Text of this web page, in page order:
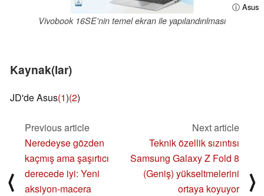
ⓘ Asus
Vivobook 16SE'nin temel ekran ile yapılandırılması
Kaynak(lar)
JD'de Asus(1)(2)
⟨
Previous article
Neredeyse gözden
kaçmış ama şaşırtıcı
derecede iyi: Yeni
aksiyon-macera
Next article
Teknik özellik sızıntısı
Samsung Galaxy Z Fold 8
(Geniş) yükseltmelerini
ortaya koyuyor
⟩